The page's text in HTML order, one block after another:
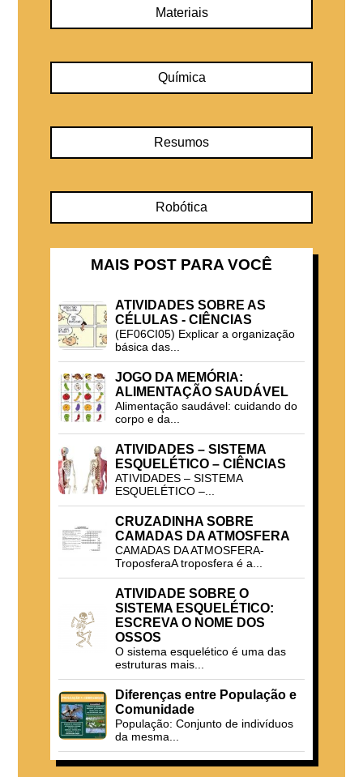
Materiais
Química
Resumos
Robótica
MAIS POST PARA VOCÊ
ATIVIDADES SOBRE AS
CÉLULAS - CIÊNCIAS
(EF06CI05) Explicar a organização
básica das...
JOGO DA MEMÓRIA:
ALIMENTAÇÃO SAUDÁVEL
Alimentação saudável: cuidando do
corpo e da...
ATIVIDADES – SISTEMA
ESQUELÉTICO – CIÊNCIAS
ATIVIDADES – SISTEMA
ESQUELÉTICO –...
CRUZADINHA SOBRE
CAMADAS DA ATMOSFERA
CAMADAS DA ATMOSFERA-
TroposferaA troposfera é a...
ATIVIDADE SOBRE O
SISTEMA ESQUELÉTICO:
ESCREVA O NOME DOS
OSSOS
O sistema esquelético é uma das
estruturas mais...
Diferenças entre População e
Comunidade
População: Conjunto de indivíduos
da mesma...